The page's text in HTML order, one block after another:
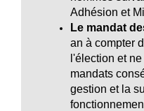
Adhésion et
Le mandat
an à compter
l'élection et
mandats
gestion et la